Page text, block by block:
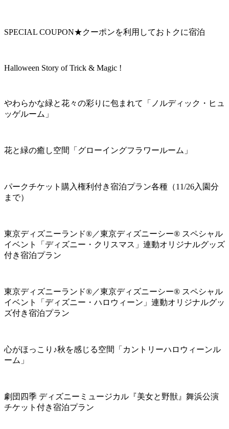
SPECIAL COUPON★クーポンを利用しておトクに宿泊
Halloween Story of Trick & Magic !
やわらかな緑と花々の彩りに包まれて「ノルディック・ヒュ
ッゲルーム」
花と緑の癒し空間「グローイングフラワールーム」
パークチケット購入権利付き宿泊プラン各種（11/26入園分
まで）
東京ディズニーランド®／東京ディズニーシー® スペシャル
イベント「ディズニー・クリスマス」連動オリジナルグッズ
付き宿泊プラン
東京ディズニーランド®／東京ディズニーシー® スペシャル
イベント「ディズニー・ハロウィーン」連動オリジナルグッ
ズ付き宿泊プラン
心がほっこり♪秋を感じる空間「カントリーハロウィーンル
ーム」
劇団四季 ディズニーミュージカル『美女と野獣』舞浜公演
チケット付き宿泊プラン